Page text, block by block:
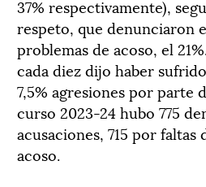
37% respectivamente),
respeto, que denunciaron
problemas de acoso, el
cada diez dijo haber
7,5% agresiones por parte
curso 2023-24 hubo 775
acusaciones, 715 por
acoso.